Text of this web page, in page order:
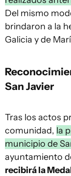
Del mismo
brindaron a la
Galicia y de
San Javier
Tras los actos
comunidad, la
municipio de
ayuntamiento
recibirá la